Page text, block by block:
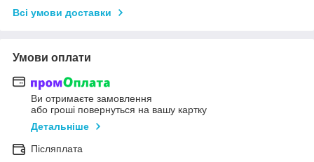
Всі умови доставки
Умови оплати
Ви отримаєте замовлення
або гроші повернуться на вашу картку
Детальніше
Післяплата